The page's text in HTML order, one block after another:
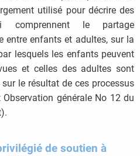
utilisé pour décrire des
comprennent le partage
entre enfants et adultes, sur la
lesquels les enfants peuvent
et celles des adultes sont
le résultat de ces processus
Observation générale No 12 du
de soutien à